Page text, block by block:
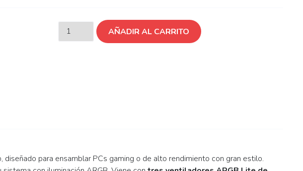
AÑADIR AL CARRITO
diseñado para ensamblar PCs gaming o de alto rendimiento con gran estilo.